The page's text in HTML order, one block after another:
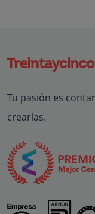
Tu pasión es
crearlas.